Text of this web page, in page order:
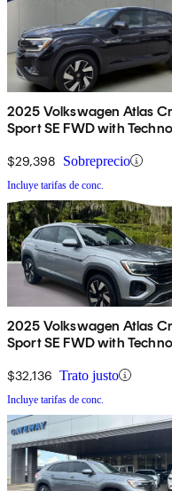
2025 Volkswagen Atlas
Sport SE FWD with
$29,398 Sobreprecio
Incluye tarifas de conc.
2025 Volkswagen Atlas
Sport SE FWD with
$32,136 Trato justo
Incluye tarifas de conc.